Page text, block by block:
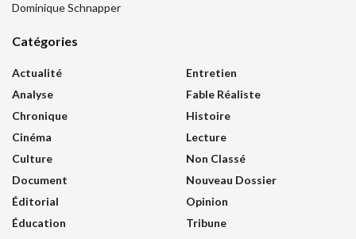
Dominique Schnapper
Catégories
Actualité
Analyse
Chronique
Cinéma
Culture
Document
Éditorial
Éducation
Entretien
Fable Réaliste
Histoire
Lecture
Non Classé
Nouveau Dossier
Opinion
Tribune